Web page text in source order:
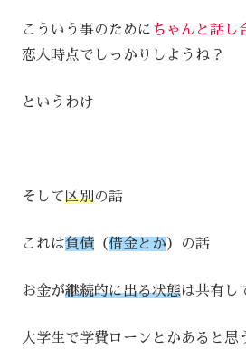
こういう事のために ちゃんと話し
恋人時点でしっかりしようね？
というわけ
そして区別の話
これは負債 （借金とか）の話
お金が継続的に出る状態は共有し
大学生で学費ローンとかあると思